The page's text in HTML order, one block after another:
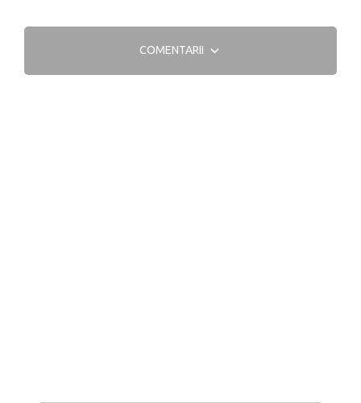
COMENTARII